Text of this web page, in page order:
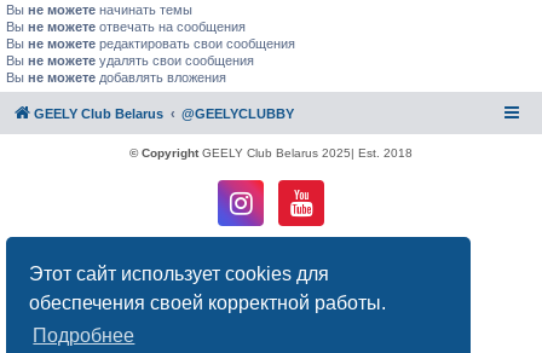
Этот сайт использует cookies для
обеспечения своей корректной работы.
Подробнее
Вы не можете начинать темы
Вы не можете отвечать на сообщения
Вы не можете редактировать свои сообщения
Вы не можете удалять свои сообщения
Вы не можете добавлять вложения
GEELY Club Belarus @GEELYCLUBBY
© CopyrightGEELY Club Belarus 2025| Est. 2018
Русская поддержка phpBB
Конфиденциальность |